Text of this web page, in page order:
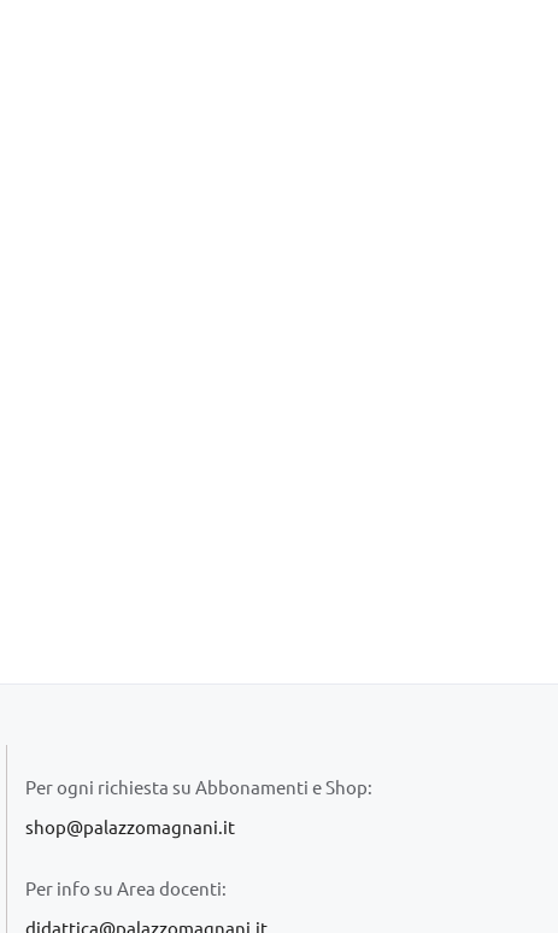
Per ogni richiesta su Abbonamenti e Shop:
shop@palazzomagnani.it
Per info su Area docenti:
didattica@palazzomagnani.it